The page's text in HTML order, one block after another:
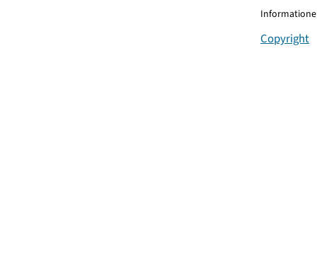
Copyright